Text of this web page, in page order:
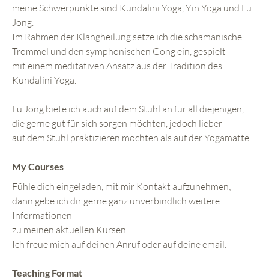
meine Schwerpunkte sind Kundalini Yoga, Yin Yoga und Lu
Jong.
Im Rahmen der Klangheilung setze ich die schamanische
Trommel und den symphonischen Gong ein, gespielt
mit einem meditativen Ansatz aus der Tradition des
Kundalini Yoga.
Lu Jong biete ich auch auf dem Stuhl an für all diejenigen,
die gerne gut für sich sorgen möchten, jedoch lieber
auf dem Stuhl praktizieren möchten als auf der Yogamatte.
My Courses
Fühle dich eingeladen, mit mir Kontakt aufzunehmen;
dann gebe ich dir gerne ganz unverbindlich weitere
Informationen
zu meinen aktuellen Kursen.
Ich freue mich auf deinen Anruf oder auf deine email.
Teaching Format